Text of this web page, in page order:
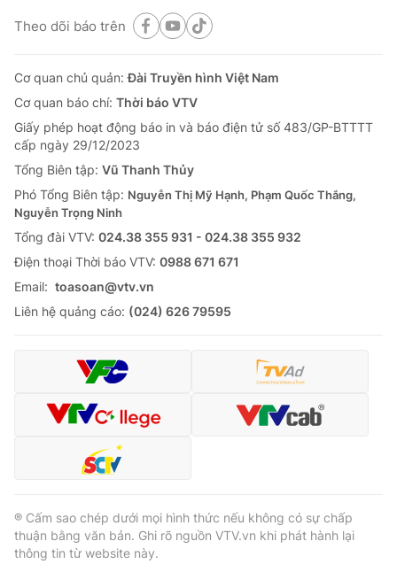
Theo dõi báo trên
Cơ quan chủ quản:Đài Truyền hình Việt Nam
Cơ quan báo chí: Thời báo VTV
Giấy phép hoạt động báo in và báo điện tử số 483/GP-BTTTT
cấp ngày 29/12/2023
Tổng Biên tập: Vũ Thanh Thủy
Phó Tổng Biên tập: Nguyễn Thị Mỹ Hạnh, Phạm Quốc Thắng,
Nguyễn Trọng Ninh
Tổng đài VTV: 024.38 355 931 - 024.38 355 932
Ðiện thoại Thời báo VTV: 0988 671 671
Email: toasoan@vtv.vn
Liên hệ quảng cáo: (024) 626 79595
® Cấm sao chép dưới mọi hình thức nếu không có sự chấp
thuận bằng văn bản. Ghi rõ nguồn VTV.vn khi phát hành lại
thông tin từ website này.